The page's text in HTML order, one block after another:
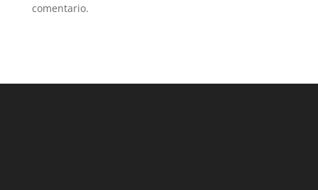
comentario.